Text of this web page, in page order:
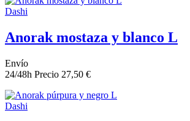
Dashi
Anorak mostaza y blanco L
Envío
24/48h Precio 27,50 €
Dashi